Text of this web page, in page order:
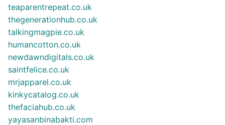
teaparentrepeat.co.uk
thegenerationhub.co.uk
talkingmagpie.co.uk
humancotton.co.uk
newdawndigitals.co.uk
saintfelice.co.uk
mrjapparel.co.uk
kinkycatalog.co.uk
thefaciahub.co.uk
yayasanbinabakti.com